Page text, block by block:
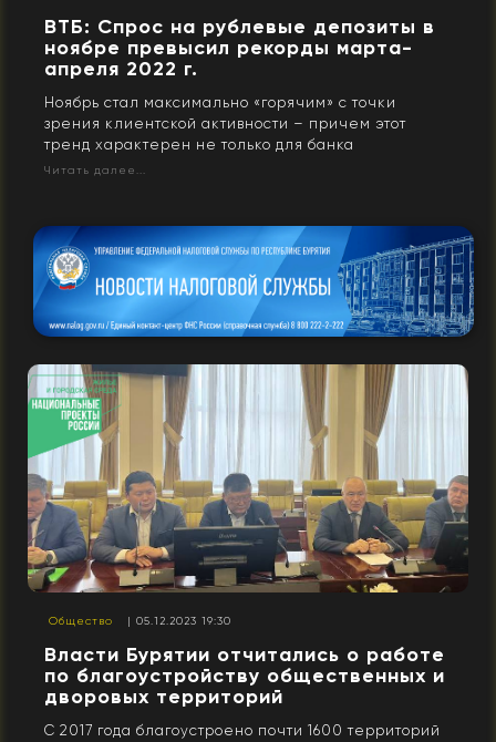
ВТБ: Спрос на рублевые депозиты в
ноябре превысил рекорды марта-
апреля 2022 г.
Ноябрь стал максимально «горячим» с точки
зрения клиентской активности – причем этот
тренд характерен не только для банка
Читать далее...
Общество | 05.12.2023 19:30
Власти Бурятии отчитались о работе
по благоустройству общественных и
дворовых территорий
С 2017 года благоустроено почти 1600 территорий